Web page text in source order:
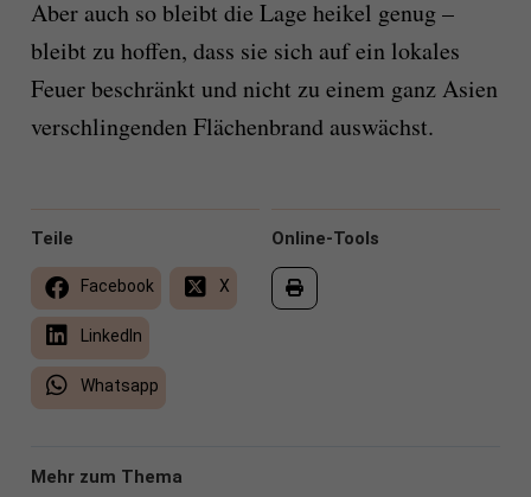
Aber auch so bleibt die Lage heikel genug –
bleibt zu hoffen, dass sie sich auf ein lokales
Feuer beschränkt und nicht zu einem ganz Asien
verschlingenden Flächenbrand auswächst.
Online-Tools
Teile
Facebook X
LinkedIn
Whatsapp
Mehr zum Thema